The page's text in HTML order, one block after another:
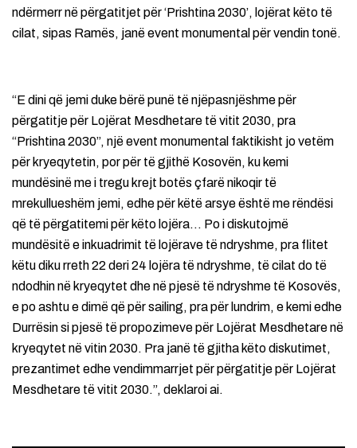
ndërmerr në përgatitjet për ‘Prishtina 2030’, lojërat këto të
cilat, sipas Ramës, janë event monumental për vendin tonë.
“E dini që jemi duke bërë punë të njëpasnjëshme për
përgatitje për Lojërat Mesdhetare të vitit 2030, pra
“Prishtina 2030”, një event monumental faktikisht jo vetëm
për kryeqytetin, por për të gjithë Kosovën, ku kemi
mundësinë me i tregu krejt botës çfarë nikoqir të
mrekullueshëm jemi, edhe për këtë arsye është me rëndësi
që të përgatitemi për këto lojëra… Po i diskutojmë
mundësitë e inkuadrimit të lojërave të ndryshme, pra flitet
këtu diku rreth 22 deri 24 lojëra të ndryshme, të cilat do të
ndodhin në kryeqytet dhe në pjesë të ndryshme të Kosovës,
e po ashtu e dimë që për sailing, pra për lundrim, e kemi edhe
Durrësin si pjesë të propozimeve për Lojërat Mesdhetare në
kryeqytet në vitin 2030. Pra janë të gjitha këto diskutimet,
prezantimet edhe vendimmarrjet për përgatitje për Lojërat
Mesdhetare të vitit 2030.”, deklaroi ai.